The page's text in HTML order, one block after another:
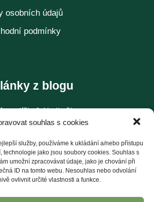
souhlas s cookies
služby, používáme k ukládání a/nebo přístupu
technologie jako jsou soubory cookies. Souhlas s
umožní zpracovávat údaje, jako je chování při
ID na tomto webu. Nesouhlas nebo odvolání
ovlivnit určité vlastnosti a funkce.
osobních údajů
podmínky
z blogu
mazlíčky? Ale jistě!
Další články